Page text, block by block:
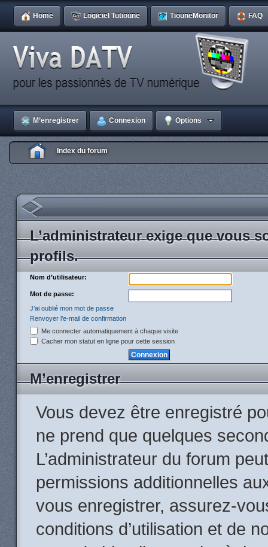
Home Logiciel Tutioune TiouneMonitor FAQ
M’enregistrer Connexion Options
Index du forum
L’administrateur exige que vous
profils.
Nom d’utilisateur:
Mot de passe:
J’ai oublié mon mot de passe
Renvoyer l’e-mail de confirmation
Me connecter automatiquement à chaque visite
Cacher mon statut en ligne pour cette session
M’enregistrer
Vous devez être enregistré
ne prend que quelques
L’administrateur du forum
permissions additionnelles
vous enregistrer, assurez-
conditions d’utilisation et de